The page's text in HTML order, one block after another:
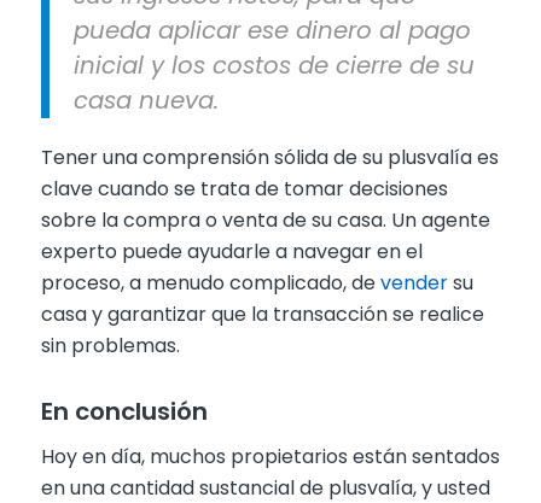
pueda aplicar ese dinero al pago
inicial y los costos de cierre de su
casa nueva.
Tener una comprensión sólida de su plusvalía es
clave cuando se trata de tomar decisiones
sobre la compra o venta de su casa. Un agente
experto puede ayudarle a navegar en el
proceso, a menudo complicado, devendersu
casa y garantizar que la transacción se realice
sin problemas.
En conclusión
Hoy en día, muchos propietarios están sentados
en una cantidad sustancial de plusvalía, y usted